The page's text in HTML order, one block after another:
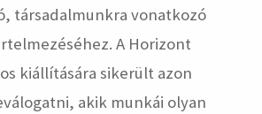
társadalmunkra vonatkozó
A Horizont
kiállítására sikerült azon
akik munkái olyan